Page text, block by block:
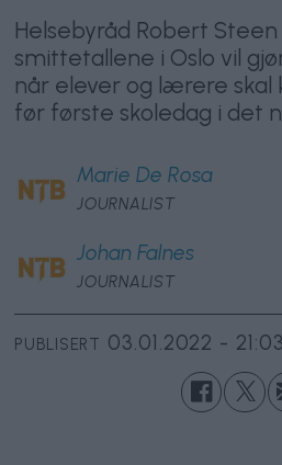
Helsebyråd Robert
smittetallene i Oslo vil
når elever og lærere skal
før første skoledag i det
Marie De Rosa
JOURNALIST
Johan Falnes
JOURNALIST
PUBLISERT 03.01.2022 - 21:03